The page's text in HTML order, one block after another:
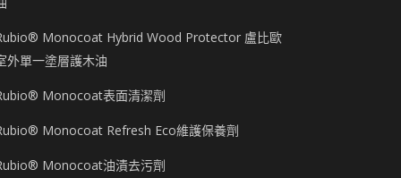
Monocoat Hybrid Wood Protector 盧比歐
外單一塗層護木油
Monocoat表面清潔劑
Monocoat Refresh Eco維護保養劑
Monocoat油漬去污劑